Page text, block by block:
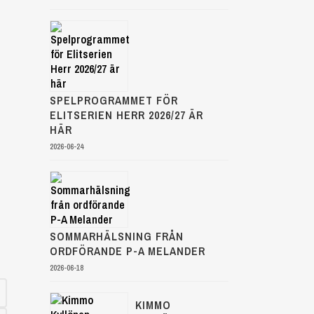
SPELPROGRAMMET FÖR
ELITSERIEN HERR 2026/27 ÄR
HÄR
2026-06-24
SOMMARHÄLSNING FRÅN
ORDFÖRANDE P-A MELANDER
2026-06-18
KIMMO